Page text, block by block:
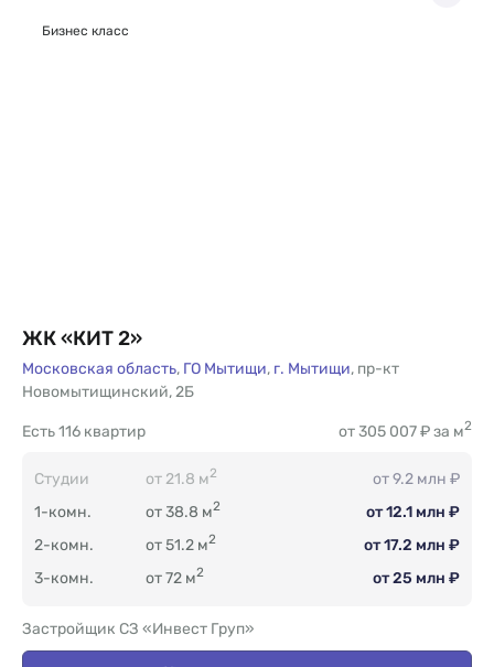
ЖК «КИТ 2»
Московская область, ГО Мытищи, г. Мытищи, пр-кт
Новомытищинский,2Б
116 квартир
Есть от 305 007 ₽ за м2
Студии от 21.8 м2
от 9.2 млн ₽
1-комн.
от 38.8 м2
от 12.1 млн ₽
2-комн.
от 51.2 м2
от 17.2 млн ₽
3-комн.
от 72 м2 от 25 млн ₽
Застройщик СЗ «Инвест Груп»
Бизнес класс